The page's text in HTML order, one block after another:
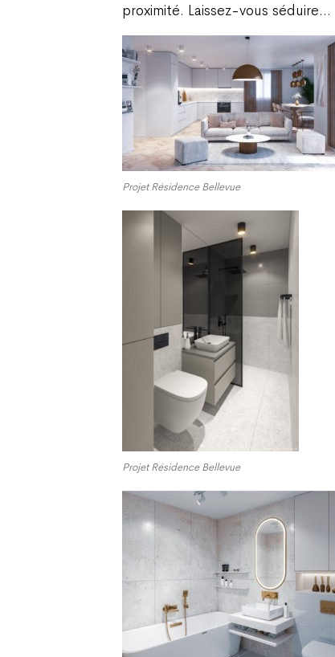
proximité. Laissez-vous séduire…
Projet Résidence Bellevue
Projet Résidence Bellevue